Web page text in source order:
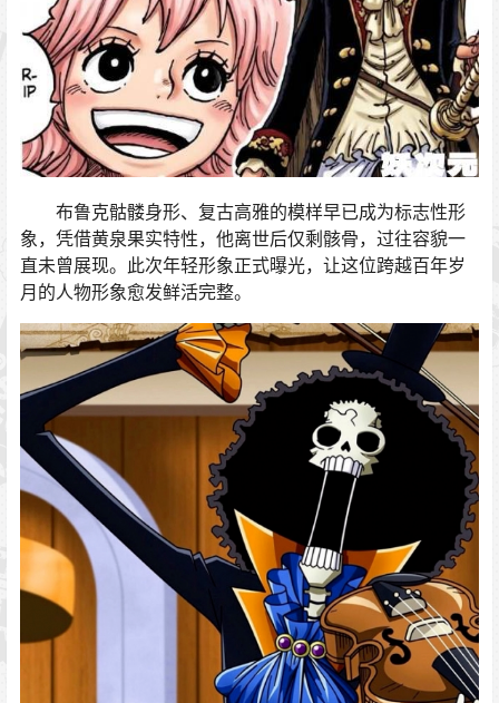
布鲁克骷髅身形、复古高雅的模样早已成为标志性形
象，凭借黄泉果实特性，他离世后仅剩骸骨，过往容貌一
直未曾展现。此次年轻形象正式曝光，让这位跨越百年岁
月的人物形象愈发鲜活完整。